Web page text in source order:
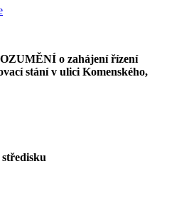
o zahájení řízení
stání v ulici Komenského,